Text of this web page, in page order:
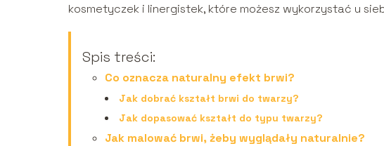
kosmetyczek i linergistek, które możesz wykorzystać u
Spis treści:
Co oznacza naturalny efekt brwi?
Jak dobrać kształt brwi do twarzy?
Jak dopasować kształt do typu twarzy?
Jak malować brwi, żeby wyglądały naturalnie?